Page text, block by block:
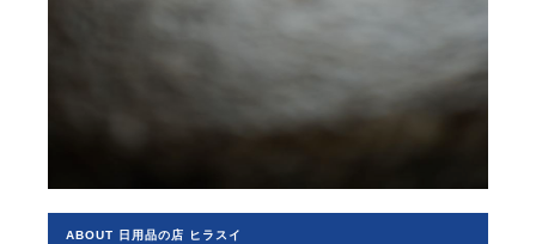
ABOUT 日用品の店 ヒラスイ